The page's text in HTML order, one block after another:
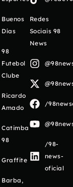
Buenos
Días
98
Futebol
Clube
Ricardo
Amado
Catimba
98
Graffite
Barba,
Redes
Sociais 98
News
/
/98-
news-
oficial